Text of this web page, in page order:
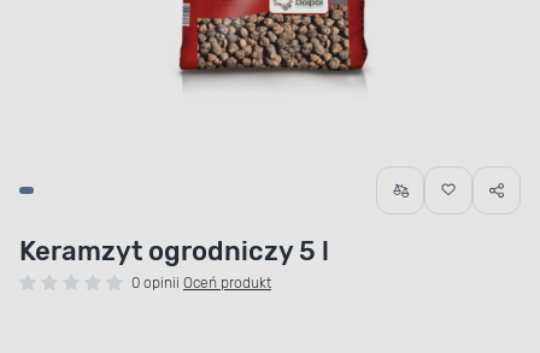
Keramzyt ogrodniczy 5 l
0 opinii Oceń produkt